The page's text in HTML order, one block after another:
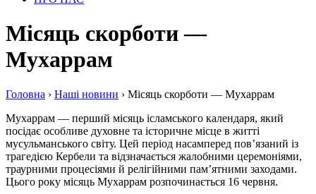
Місяць скорботи —
Мухаррам
Головна › Наші новини › Місяць скорботи — Мухаррам
Мухаррам — перший місяць ісламського календаря, який
посідає особливе духовне та історичне місце в житті
мусульманського світу. Цей період насамперед пов’язаний із
трагедією Кербели та відзначається жалобними церемоніями,
траурними процесіями й релігійними пам’ятними заходами.
Цього року місяць Мухаррам розпочинається 16 червня.